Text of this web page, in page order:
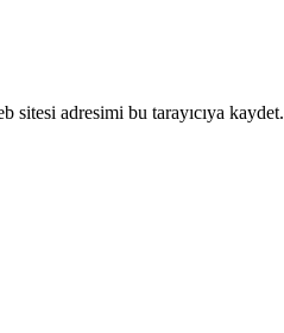
sitesi adresimi bu tarayıcıya kaydet.